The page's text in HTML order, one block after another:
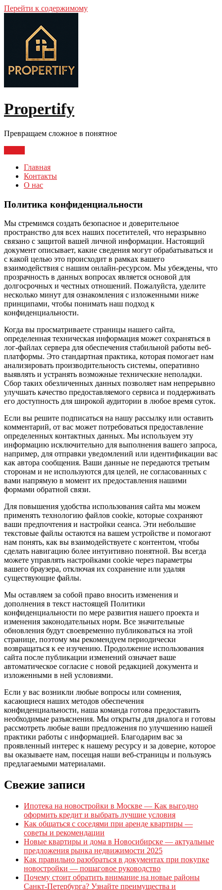
Перейти к содержимому
Propertify
Превращаем сложное в понятное
Главная
Контакты
О нас
Политика конфиденциальности
Мы стремимся создать безопасное и доверительное
пространство для всех наших посетителей, что неразрывно
связано с защитой вашей личной информации. Настоящий
документ описывает, какие сведения могут обрабатываться и
с какой целью это происходит в рамках вашего
взаимодействия с нашим онлайн-ресурсом. Мы убеждены, что
прозрачность в данных вопросах является основой для
долгосрочных и честных отношений. Пожалуйста, уделите
несколько минут для ознакомления с изложенными ниже
принципами, чтобы понимать наш подход к
конфиденциальности.
Когда вы просматриваете страницы нашего сайта,
определенная техническая информация может сохраняться в
лог-файлах сервера для обеспечения стабильной работы веб-
платформы. Это стандартная практика, которая помогает нам
анализировать производительность системы, оперативно
выявлять и устранять возможные технические неполадки.
Сбор таких обезличенных данных позволяет нам непрерывно
улучшать качество предоставляемого сервиса и поддерживать
его доступность для широкой аудитории в любое время суток.
Если вы решите подписаться на нашу рассылку или оставить
комментарий, от вас может потребоваться предоставление
определенных контактных данных. Мы используем эту
информацию исключительно для выполнения вашего запроса,
например, для отправки уведомлений или идентификации вас
как автора сообщения. Ваши данные не передаются третьим
сторонам и не используются для целей, не согласованных с
вами напрямую в момент их предоставления нашими
формами обратной связи.
Для повышения удобства использования сайта мы можем
применять технологию файлов cookie, которые сохраняют
ваши предпочтения и настройки сеанса. Эти небольшие
текстовые файлы остаются на вашем устройстве и помогают
нам понять, как вы взаимодействуете с контентом, чтобы
сделать навигацию более интуитивно понятной. Вы всегда
можете управлять настройками cookie через параметры
вашего браузера, отключая их сохранение или удаляя
существующие файлы.
Мы оставляем за собой право вносить изменения и
дополнения в текст настоящей Политики
конфиденциальности по мере развития нашего проекта и
изменения законодательных норм. Все значительные
обновления будут своевременно публиковаться на этой
странице, поэтому мы рекомендуем периодически
возвращаться к ее изучению. Продолжение использования
сайта после публикации изменений означает ваше
автоматическое согласие с новой редакцией документа и
изложенными в ней условиями.
Если у вас возникли любые вопросы или сомнения,
касающиеся наших методов обеспечения
конфиденциальности, наша команда готова предоставить
необходимые разъяснения. Мы открыты для диалога и готовы
рассмотреть любые ваши предложения по улучшению нашей
практики работы с информацией. Благодарим вас за
проявленный интерес к нашему ресурсу и за доверие, которое
вы оказываете нам, посещая наши веб-страницы и пользуясь
предлагаемыми материалами.
Свежие записи
Ипотека на новостройки в Москве — Как выгодно
оформить кредит и выбрать лучшие условия
Как общаться с соседями при аренде квартиры —
советы и рекомендации
Новые квартиры и дома в Новосибирске — актуальные
предложения рынка недвижимости 2025
Как правильно разобраться в документах при покупке
новостройки — пошаговое руководство
Почему стоит обратить внимание на новые районы
Санкт-Петербурга? Узнайте преимущества и